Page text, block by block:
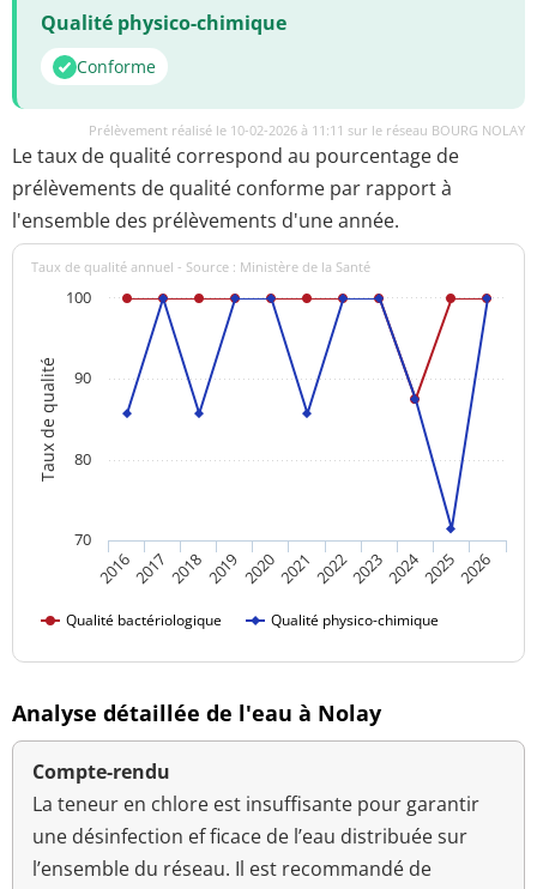
Qualité physico-chimique
Conforme
Prélèvement réalisé le 10-02-2026 à 11:11 sur le réseau BOURG NOLAY
Le taux de qualité correspond au pourcentage de
prélèvements de qualité conforme par rapport à
l'ensemble des prélèvements d'une année.
Taux de qualité
Taux de qualité annuel - Source : Ministère de la Santé
Qualité bactériologique Qualité physico-chimique
20162017 201820192020202120222023202420252026
70
80
90
100
Analyse détaillée de l'eau à Nolay
Compte-rendu
La teneur en chlore est insuffisante pour garantir
une désinfection ef ficace de l’eau distribuée sur
l’ensemble du réseau. Il est recommandé de